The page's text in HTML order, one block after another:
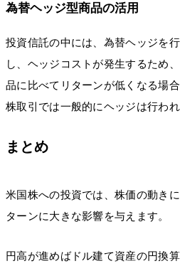
為替ヘッジ型商品の活用
投資信託の中には、為替ヘッジを
し、ヘッジコストが発生するため
品に比べてリターンが低くなる場
株取引では一般的にヘッジは行われ
まとめ
米国株への投資では、株価の動き
ターンに大きな影響を与えます。
円高が進めばドル建て資産の円換